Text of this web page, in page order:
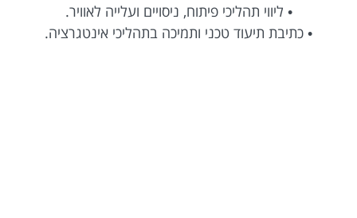
• ליווי תהליכי פיתוח, ניסויים ועלייה לאוויר.
• כתיבת תיעוד טכני ותמיכה בתהליכי אינטגרציה.